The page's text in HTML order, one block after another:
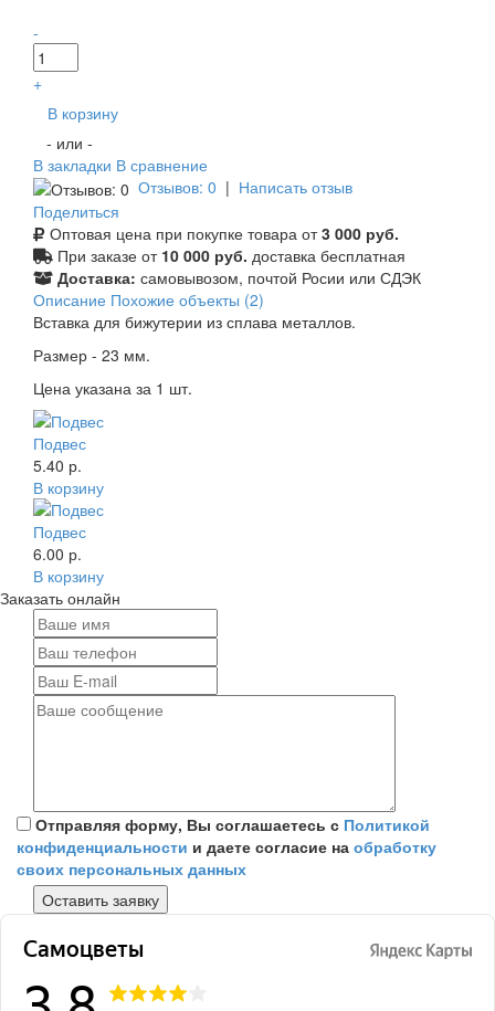
-
+
В корзину
- или -
В закладки В сравнение
Отзывов: 0 | Написать отзыв
Поделиться
Оптовая цена при покупке товара от3 000 руб.
При заказе от 10 000 руб. доставка бесплатная
Доставка: самовывозом, почтой Росии или СДЭК
Описание Похожие объекты (2)
Вставка для бижутерии из сплава металлов.
Размер - 23 мм.
Цена указана за 1 шт.
Подвес
5.40 р.
В корзину
Подвес
6.00 р.
В корзину
Заказать онлайн
Отправляя форму, Вы соглашаетесь с Политикой
конфиденциальности и даете согласие на обработку
своих персональных данных